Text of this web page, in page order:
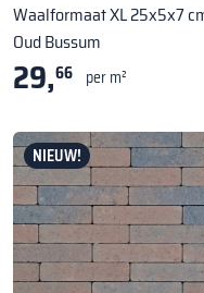
Waalformaat XL 25x5x7
Oud Bussum
29,66 per m²
NIEUW!